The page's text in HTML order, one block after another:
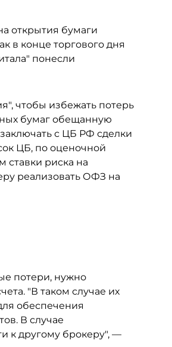
открытия бумаги
в конце торгового дня
понесли
чтобы избежать потерь
бумаг обещанную
с ЦБ РФ сделки
ЦБ, по оценочной
ставки риска на
реализовать ОФЗ на
потери, нужно
"В таком случае их
обеспечения
В случае
к другому брокеру", —